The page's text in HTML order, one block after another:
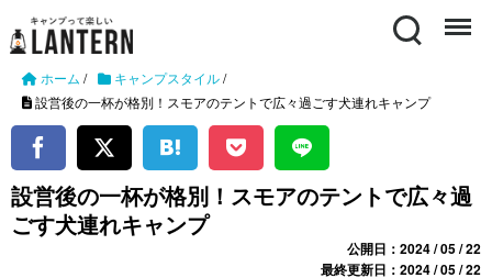
Search Menu
ホーム / キャンプスタイル/
設営後の一杯が格別！スモアのテントで広々過ごす犬連れキャンプ
設営後の一杯が格別！スモアのテントで広々過
ごす犬連れキャンプ
公開日：2024 / 05 / 22
最終更新日：2024 / 05 / 22